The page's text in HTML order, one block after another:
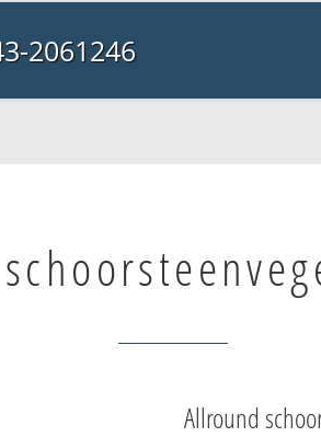
2061246
Allround